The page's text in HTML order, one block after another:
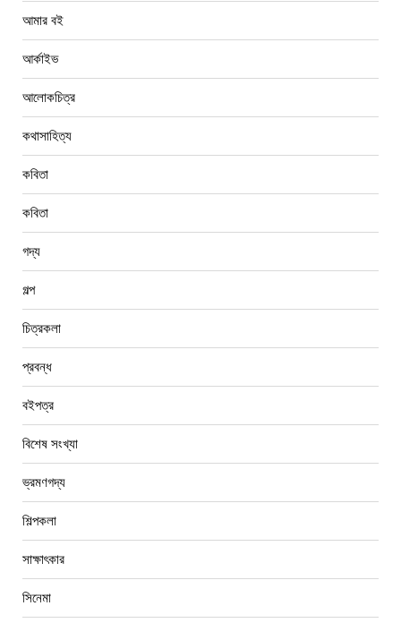
আমার বই
আর্কাইভ
আলোকচিত্র
কথাসাহিত্য
কবিতা
কবিতা
গদ্য
গল্প
চিত্রকলা
প্রবন্ধ
বইপত্র
বিশেষ সংখ্যা
ভ্রমণগদ্য
শিল্পকলা
সাক্ষাৎকার
সিনেমা